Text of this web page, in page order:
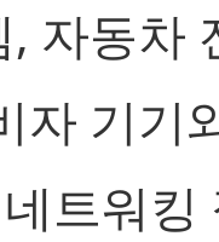
자동차
자 기기
트워킹